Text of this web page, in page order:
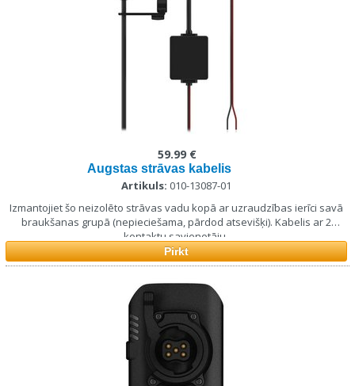
Augstas strāvas kabelis
Artikuls: 010-13087-01
Izmantojiet šo neizolēto strāvas vadu kopā ar uzraudzības ierīci savā
braukšanas grupā (nepieciešama, pārdod atsevišķi). Kabelis ar 2
kontaktu savienotāju.
59.99 €
Pirkt